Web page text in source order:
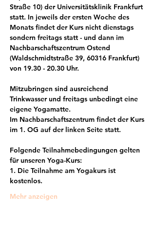
Straße 10) der Universitätsklinik Frankfurt
statt. In jeweils der ersten Woche des
Monats findet der Kurs nicht dienstags
sondern freitags statt - und dann im
Nachbarschaftszentrum Ostend
(Waldschmidtstraße 39, 60316 Frankfurt)
von 19.30 - 20.30 Uhr.
Mitzubringen sind ausreichend
Trinkwasser und freitags unbedingt eine
eigene Yogamatte.
Im Nachbarschaftszentrum findet der Kurs
im 1. OG auf der linken Seite statt.
Folgende Teilnahmebedingungen gelten
für unseren Yoga-Kurs:
1. Die Teilnahme am Yogakurs ist
kostenlos.
Mehr anzeigen